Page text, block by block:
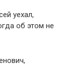
уехал,
об этом не